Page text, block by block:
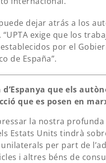
dejar atrás a los
exige que los
por el
de España”.
d’Espanya que els
que es posen en
la nostra
Estats Units tindrà
per part de
i altres béns de